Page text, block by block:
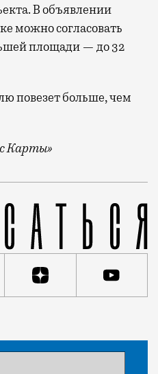
В объявлении
можно согласовать
площади — до 32
повезет больше, чем
Карты»
на сайте